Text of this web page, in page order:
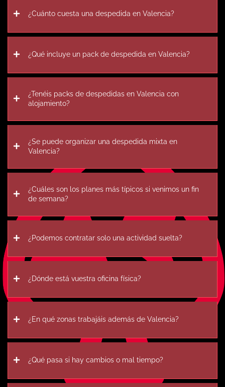
¿Cuánto cuesta una despedida en Valencia?
¿Qué incluye un pack de despedida en Valencia?
¿Tenéis packs de despedidas en Valencia con
alojamiento?
¿Se puede organizar una despedida mixta en
Valencia?
¿Cuáles son los planes más típicos si venimos un fin
de semana?
¿Podemos contratar solo una actividad suelta?
¿Dónde está vuestra oficina física?
¿En qué zonas trabajáis además de Valencia?
¿Qué pasa si hay cambios o mal tiempo?